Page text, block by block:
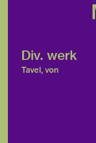
Div. werk
Tavel, von